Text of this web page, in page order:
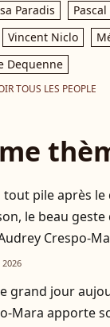
Paradis
Vincent Niclo
Dequenne
TOUS LES PEOPLE
tout pile après
le beau
Crespo-
grand jour
Mara apporte